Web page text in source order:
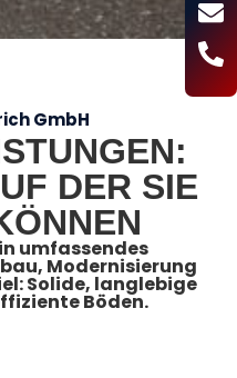
GmbH
DER SIE
umfassendes
Modernisierung
Solide, langlebige
Böden.